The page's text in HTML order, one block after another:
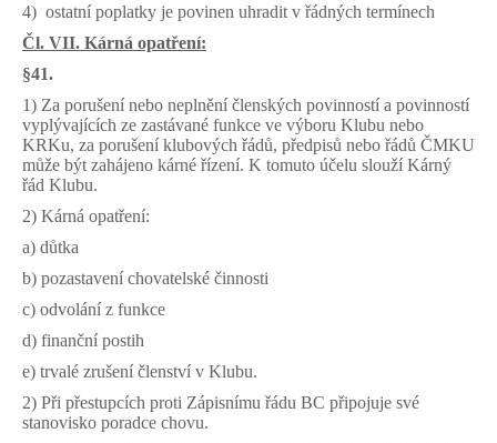
4) ostatní poplatky je povinen uhradit v řádných termínech
Čl. VII. Kárná opatření:
§41.
1) Za porušení nebo neplnění členských povinností a povinností
vyplývajících ze zastávané funkce ve výboru Klubu nebo
KRKu, za porušení klubových řádů, předpisů nebo řádů ČMKU
může být zahájeno kárné řízení. K tomuto účelu slouží Kárný
řád Klubu.
2) Kárná opatření:
a) důtka
b) pozastavení chovatelské činnosti
c) odvolání z funkce
d) finanční postih
e) trvalé zrušení členství v Klubu.
2) Při přestupcích proti Zápisnímu řádu BC připojuje své
stanovisko poradce chovu.